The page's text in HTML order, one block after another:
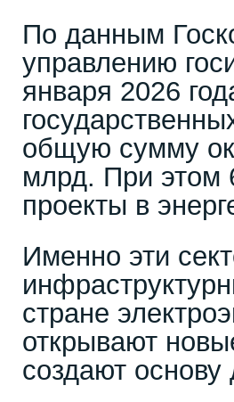
По данным
управлению
января 2026
общую сумму
млрд. При этом
проекты в
Именно эти
стране
открывают
создают